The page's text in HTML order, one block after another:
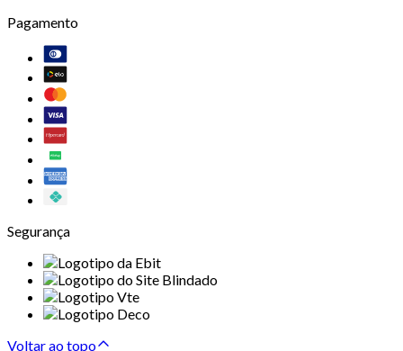
Pagamento
Segurança
Voltar ao topo